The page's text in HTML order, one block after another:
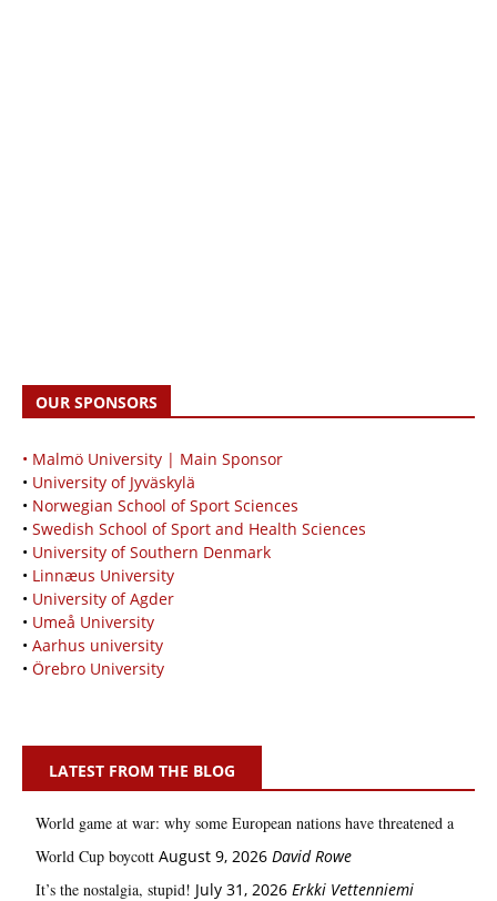
OUR SPONSORS
• Malmö University | Main Sponsor
• University of Jyväskylä
• Norwegian School of Sport Sciences
• Swedish School of Sport and Health Sciences
• University of Southern Denmark
• Linnæus University
• University of Agder
• Umeå University
• Aarhus university
• Örebro University
LATEST FROM THE BLOG
World game at war: why some European nations have threatened a
World Cup boycott August 9, 2026 David Rowe
It’s the nostalgia, stupid! July 31, 2026 Erkki Vetten­­niemi